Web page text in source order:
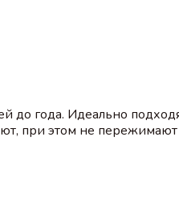
года. Идеально
при этом не